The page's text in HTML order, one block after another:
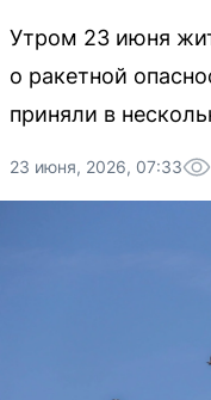
Утром 23 июня
о ракетной
приняли в
23 июня, 2026, 07:33